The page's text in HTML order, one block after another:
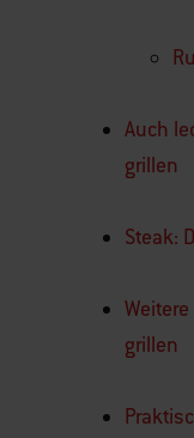
Auch
grillen
Steak:
grillen